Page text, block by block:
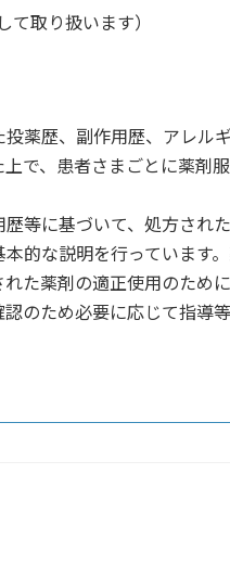
て取り扱います）
投薬歴、副作用歴、アレ
で、患者さまごとに薬
歴等に基づいて、処方さ
的な説明を行っています
た薬剤の適正使用のため
のため必要に応じて指導等